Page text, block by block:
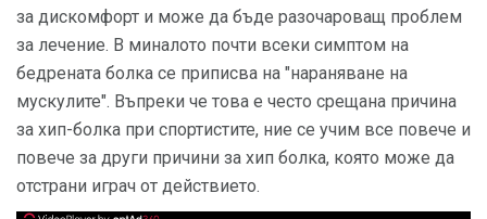
за дискомфорт и може да бъде разочароващ проблем
за лечение. В миналото почти всеки симптом на
бедрената болка се приписва на "нараняване на
мускулите". Въпреки че това е често срещана причина
за хип-болка при спортистите, ние се учим все повече и
повече за други причини за хип болка, която може да
отстрани играч от действието.